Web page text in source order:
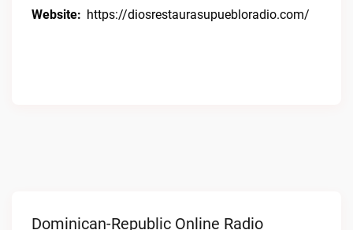
Website: https://diosrestaurasupuebloradio.com/
Dominican-Republic Online Radio